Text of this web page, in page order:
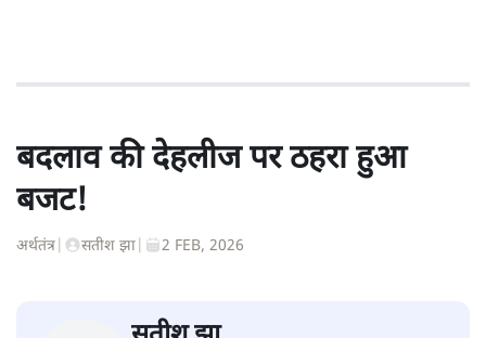
बदलाव की देहलीज पर ठहरा हुआ
बजट!
अर्थतंत्र सतीश झा 2 FEB, 2026